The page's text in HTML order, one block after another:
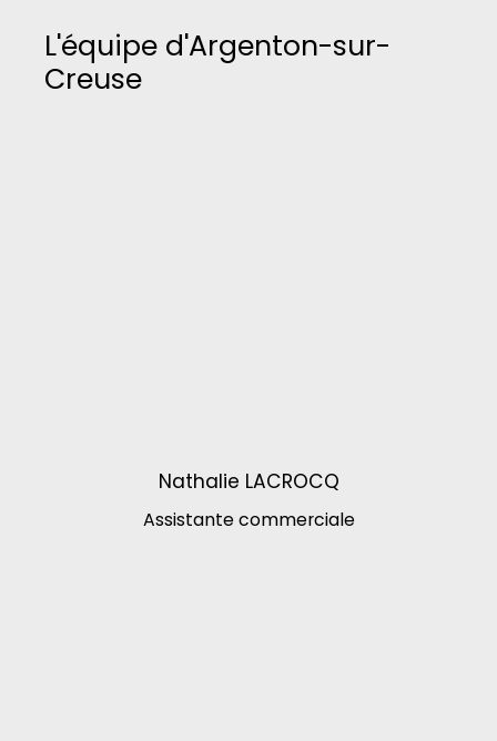
L'équipe d'Argenton-sur-
Creuse
Nathalie LACROCQ
Assistante commerciale